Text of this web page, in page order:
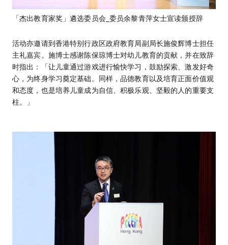
「杰出教育家奖」遴选委员会_委员余黎青萍女士宣读颁授辞
活动亦邀请到香港特别行政区政府教育局副局长施俊辉博士担任
主礼嘉宾。施博士感谢陈保琼博士对幼儿教育的贡献，并在致辞
时指出：「让儿童通过游戏进行愉快学习，鼓励探索、激发好奇
心，为终身学习奠定基础。同样，品德教育以及培育正面价值观
和态度，也是培养儿童成为自信、积极乐观、坚毅的人的重要支
柱。」